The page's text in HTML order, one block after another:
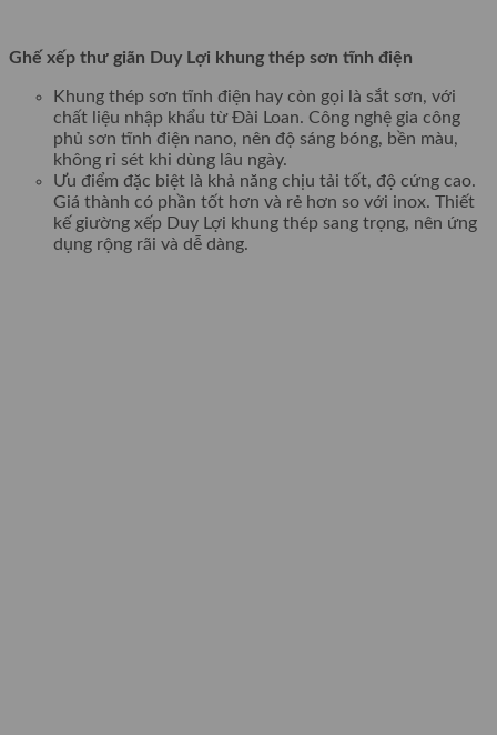
Ghế xếp thư giãn Duy Lợi khung thép sơn tĩnh điện
Khung thép sơn tĩnh điện hay còn gọi là sắt sơn, với
chất liệu nhập khẩu từ Đài Loan. Công nghệ gia công
phủ sơn tĩnh điện nano, nên độ sáng bóng, bền màu,
không rỉ sét khi dùng lâu ngày.
Ưu điểm đặc biệt là khả năng chịu tải tốt, độ cứng cao.
Giá thành có phần tốt hơn và rẻ hơn so với inox. Thiết
kế giường xếp Duy Lợi khung thép sang trọng, nên ứng
dụng rộng rãi và dễ dàng.